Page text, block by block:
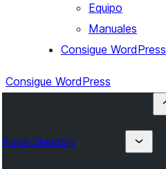
Equipo
Manuales
Consigue WordPress
Consigue WordPress
Plugin Directory